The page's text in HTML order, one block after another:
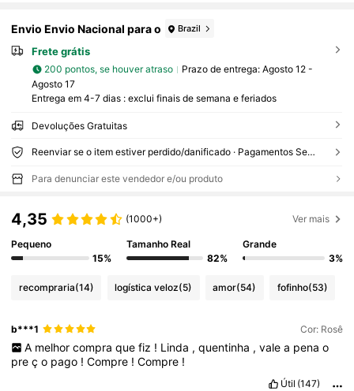
Envio Envio Nacional para o Brazil
Frete grátis
200 pontos, se houver atraso Prazo de entrega: Agosto 12 -
Agosto 17
Entrega em 4-7 dias : exclui finais de semana e feriados
Devoluções Gratuitas
Reenviar se o item estiver perdido/danificado · Pagamentos Seguros · Proteção de privacidade
Para denunciar este vendedor e/ou produto
4,35 (1000+) Ver mais
Pequeno
15%
Tamanho Real
82%
Grande
3%
recompraria(14) logística veloz(5) amor(54) fofinho(53)
b***1 Cor: Rosê
A melhor compra que fiz ! Linda , quentinha , vale a pena o
preço pago !Compre !Compre !
Útil (147)